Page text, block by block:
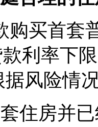
买首套
利率下
风险情
房并已